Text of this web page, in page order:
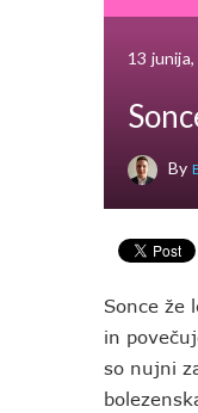
13
By
Sonce že
in
so nujni